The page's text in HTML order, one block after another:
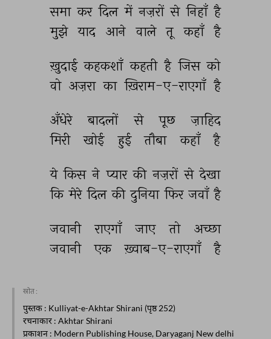
समा कर दिल में नज़रों से निहाँ है
मुझे याद आने वाले तू कहाँ है
ख़ुदाई कहकशाँ कहती है जिस को
वो अज़रा का ख़िराम-ए-राएगाँ है
अँधेरे बादलों से पूछ
ज़ाहिद
मिरी
खोई हुई तौबा कहाँ है
ये किस ने प्यार की नज़रों से देखा
कि मेरे दिल की दुनिया फिर जवाँ है
जवानी राएगाँ जाए तो
अच्छा
जवानी
एक ख़्वाब-ए-राएगाँ है
स्रोत :
पुस्तक : Kulliyat-e-Akhtar Shirani (पृष्ठ 252)
रचनाकार : Akhtar Shirani
प्रकाशन : Modern Publishing House, Daryaganj New delhi